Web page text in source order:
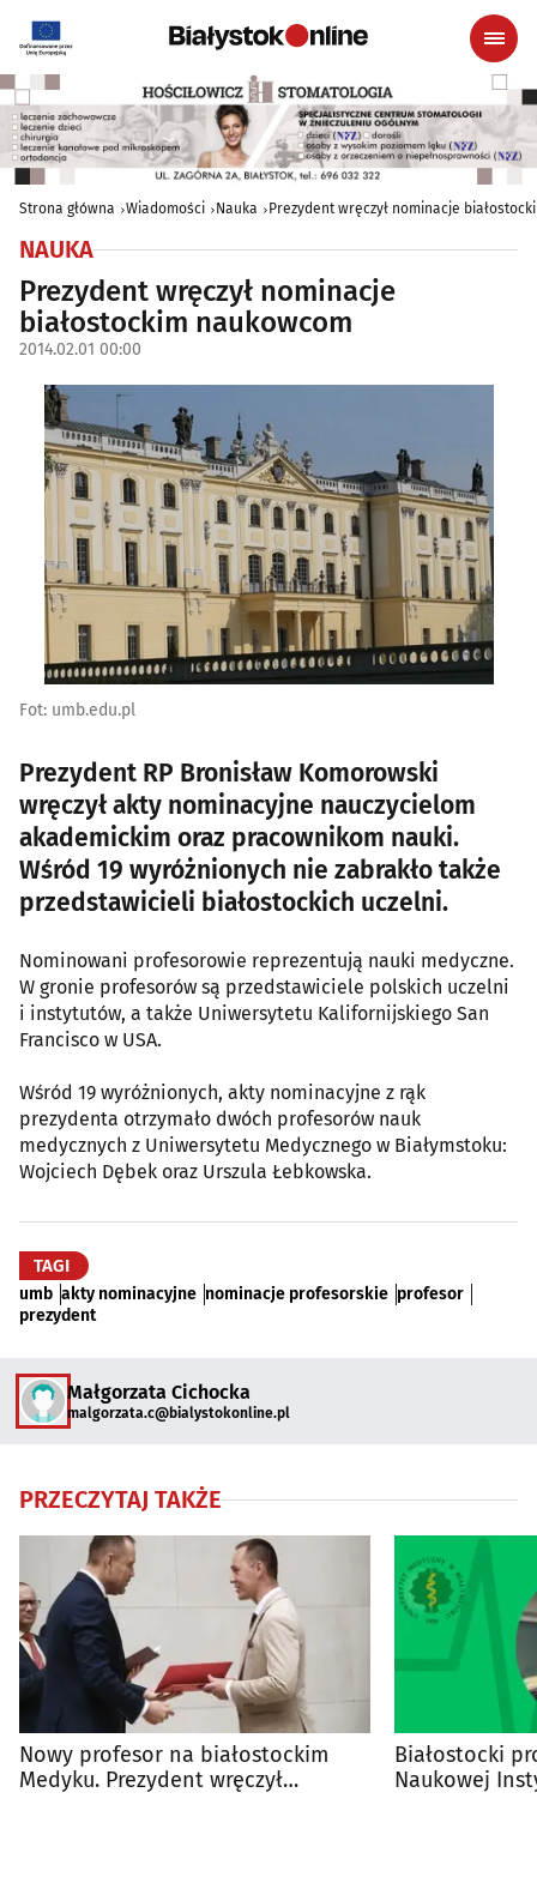
Strona główna Wiadomości Nauka Prezydent wręczył nominacje
NAUKA
Prezydent wręczył nominacje
białostockim naukowcom
2014.02.01 00:00
Fot: umb.edu.pl
Prezydent RP Bronisław Komorowski
wręczył akty nominacyjne nauczycielom
akademickim oraz pracownikom nauki.
Wśród 19 wyróżnionych nie zabrakło także
przedstawicieli białostockich uczelni.
Nominowani profesorowie reprezentują nauki medyczne.
W gronie profesorów są przedstawiciele polskich uczelni
i instytutów, a także Uniwersytetu Kalifornijskiego San
Francisco w USA.
Wśród 19 wyróżnionych, akty nominacyjne z rąk
prezydenta otrzymało dwóch profesorów nauk
medycznych z Uniwersytetu Medycznego w Białymstoku:
Wojciech Dębek oraz Urszula Łebkowska.
TAGI
umb akty nominacyjne nominacje profesorskie profesor
prezydent
Małgorzata Cichocka
malgorzata.c@bialystokonline.pl
PRZECZYTAJ TAKŻE
Nowy profesor na białostockim
Medyku. Prezydent wręczył
Białostocki
Naukowej